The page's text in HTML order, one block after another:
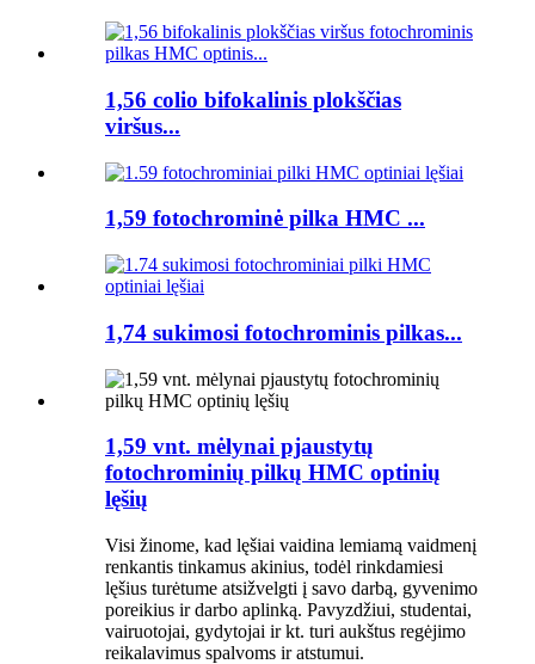
1,56 colio bifokalinis plokščias
viršus...
1,59 fotochrominė pilka HMC ...
1,74 sukimosi fotochrominis pilkas...
1,59 vnt. mėlynai pjaustytų
fotochrominių pilkų HMC optinių
lęšių
Visi žinome, kad lęšiai vaidina lemiamą vaidmenį
renkantis tinkamus akinius, todėl rinkdamiesi
lęšius turėtume atsižvelgti į savo darbą, gyvenimo
poreikius ir darbo aplinką. Pavyzdžiui, studentai,
vairuotojai, gydytojai ir kt. turi aukštus regėjimo
reikalavimus spalvoms ir atstumui.